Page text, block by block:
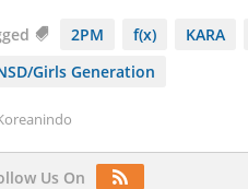
2PM f(x) KARA
Girls Generation
Us On